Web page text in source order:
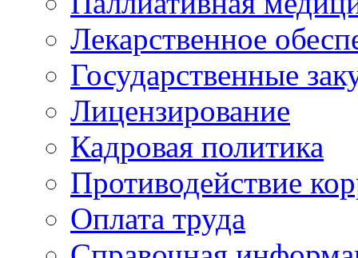
Лекарственное
Государственные
Лицензирование
Кадровая политика
Противодействие
Оплата труда